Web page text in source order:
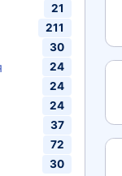
21
211
30
24
24
24
37
72
30